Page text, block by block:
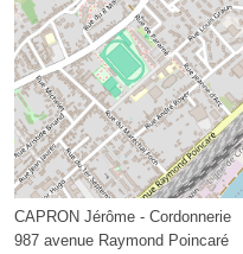
CAPRON Jérôme - Cordonnerie
987 avenue Raymond Poincaré